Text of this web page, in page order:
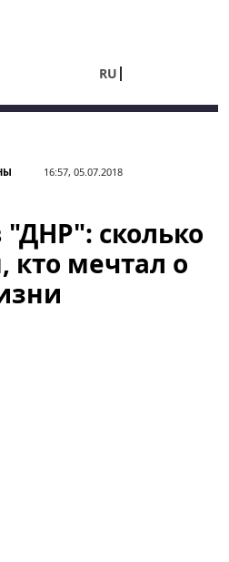
RU
16:57, 05.07.2018
"ДНР": сколько
кто мечтал о